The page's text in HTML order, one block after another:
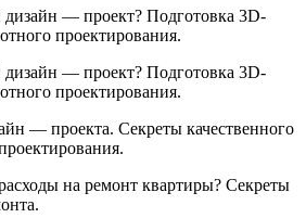
дизайн — проект? Подготовка 3D-
проектирования.
дизайн — проект? Подготовка 3D-
проектирования.
— проекта. Секреты качественного
на ремонт квартиры? Секреты